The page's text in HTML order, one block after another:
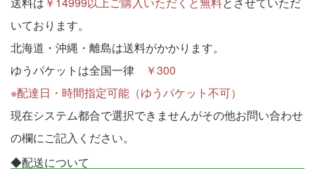
いております。
北海道・沖縄・離島は送料がかかります。
ゆうパケットは全国一律
￥300
※配達日・時間指定可能（ゆうパケット不可）
現在システム都合で選択できませんがその他お問い合わせ
の欄にご記入ください。
◆配送について